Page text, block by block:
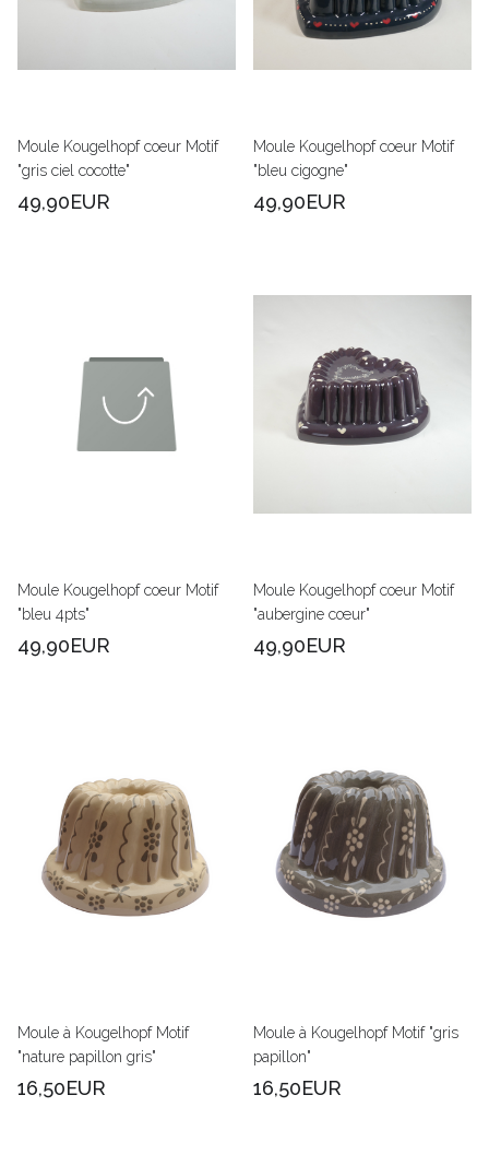
Moule Kougelhopf coeur Motif
"gris ciel cocotte"
49,90EUR
Moule Kougelhopf coeur Motif
"bleu cigogne"
49,90EUR
Moule Kougelhopf coeur Motif
"bleu 4pts"
49,90EUR
Moule Kougelhopf coeur Motif
"aubergine cœur"
49,90EUR
Moule à Kougelhopf Motif
"nature papillon gris"
16,50EUR
Moule à Kougelhopf Motif "gris
papillon"
16,50EUR